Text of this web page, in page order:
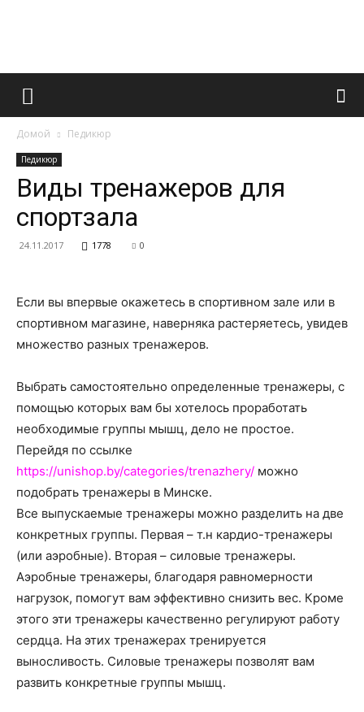
Французский
нем
Домой Педикюр
Педикюр
Виды тренажеров для
спортзала
24.11.2017 1778 0
Если вы впервые окажетесь в спортивном зале или в
спортивном магазине, наверняка растеряетесь, увидев
множество разных тренажеров.
Выбрать самостоятельно определенные тренажеры, с
помощью которых вам бы хотелось проработать
необходимые группы мышц, дело не простое.
Перейдя по ссылке
https://unishop.by/categories/trenazhery/ можно
подобрать тренажеры в Минске.
Все выпускаемые тренажеры можно разделить на две
конкретных группы. Первая – т.н кардио-тренажеры
(или аэробные). Вторая – силовые тренажеры.
Аэробные тренажеры, благодаря равномерности
нагрузок, помогут вам эффективно снизить вес. Кроме
этого эти тренажеры качественно регулируют работу
сердца. На этих тренажерах тренируется
выносливость. Силовые тренажеры позволят вам
развить конкретные группы мышц.